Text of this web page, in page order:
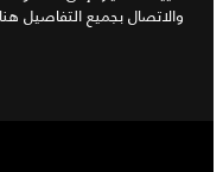
والاتصال بجميع التفاصيل